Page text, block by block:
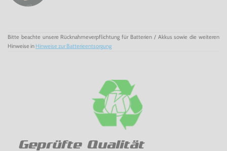
Bitte beachte unsere Rücknahmeverpflichtung für Batterien / Akkus sowie die weiteren
Hinweise in Hinweise zur Batterieentsorgung
Geprüfte Qualität